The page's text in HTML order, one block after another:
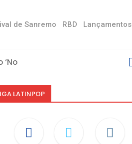
de Sanremo RBD Lançamentos
Stress’
LATINPOP